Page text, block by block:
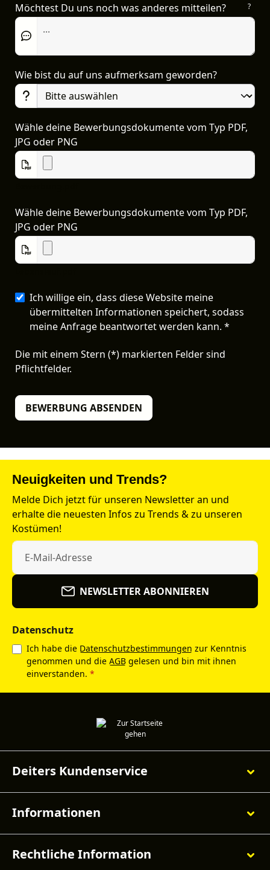
Möchtest Du uns noch was anderes mitteilen? ?
Wie bist du auf uns aufmerksam geworden?
Wähle deine Bewerbungsdokumente vom Typ PDF,
JPG oder PNG
Wähle deine Bewerbungsdokumente vom Typ PDF,
JPG oder PNG
Ich willige ein, dass diese Website meine
übermittelten Informationen speichert, sodass
meine Anfrage beantwortet werden kann. *
Die mit einem Stern (*) markierten Felder sind
Pflichtfelder.
BEWERBUNG ABSENDEN
Neuigkeiten und Trends?
Melde Dich jetzt für unseren Newsletter an und
erhalte die neuesten Infos zu Trends & zu unseren
Kostümen!
NEWSLETTER ABONNIEREN
Datenschutz
Ich habe die Datenschutzbestimmungen zur Kenntnis
genommen und die AGB gelesen und bin mit ihnen
einverstanden. *
Deiters Kundenservice
Informationen
Rechtliche Information